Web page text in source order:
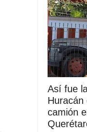
Así fue
Huracán
camión